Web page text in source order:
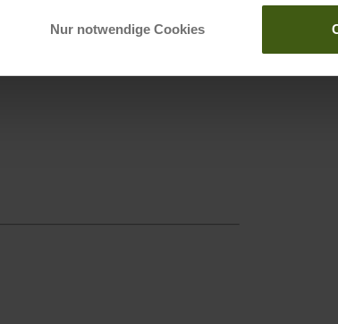
Nur notwendige Cookies